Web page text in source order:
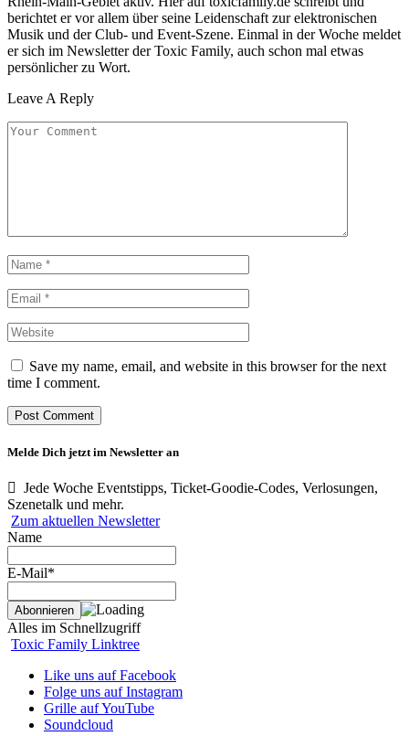
berichtet er vor allem über seine Leidenschaft zur elektronischen
Musik und der Club- und Event-Szene. Einmal in der Woche meldet
er sich im Newsletter der Toxic Family, auch schon mal etwas
persönlicher zu Wort.
Leave A Reply
Save my name, email, and website in this browser for the next
time I comment.
Melde Dich jetzt im Newsletter an
Jede Woche Eventstipps, Ticket-Goodie-Codes, Verlosungen,
Szenetalk und mehr.
Zum aktuellen Newsletter
Name
E-Mail*
Alles im Schnellzugriff
Toxic Family Linktree
Like uns auf Facebook
Folge uns auf Instagram
Grille auf YouTube
Soundcloud